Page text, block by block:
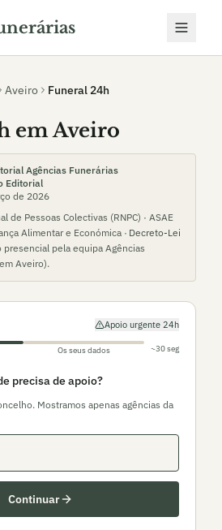
Aveiro Funeral 24h
em Aveiro
Agências Funerárias
Editorial
de 2026
de Pessoas Colectivas (RNPC) · ASAE
Alimentar e Económica · Decreto-Lei
presencial pela equipa Agências
Aveiro).
Apoio urgente 24h
Os seus dados ~30 seg
precisa de apoio?
Mostramos apenas agências da
Continuar